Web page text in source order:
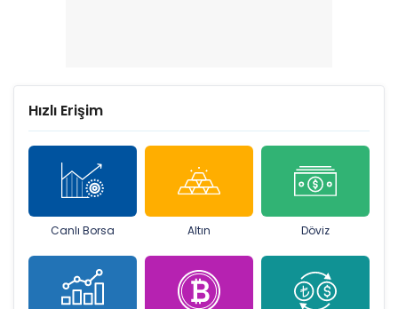
Hızlı Erişim
Canlı Borsa Altın Döviz